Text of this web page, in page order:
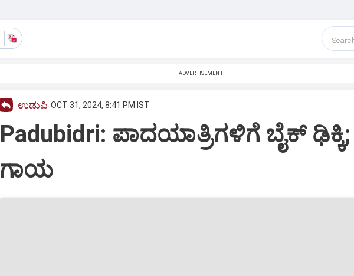
ADVERTISEMENT
ಉಡುಪಿ OCT 31, 2024, 8:41 PM IST
Padubidri: ಪಾದಯಾತ್ರಿಗಳಿಗೆ ಬೈಕ್‌ ಢಿಕ್ಕಿ;
ಗಾಯ